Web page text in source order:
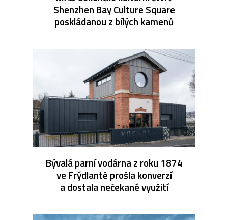
Shenzhen Bay Culture Square
poskládanou z bílých kamenů
Bývalá parní vodárna z roku 1874
ve Frýdlantě prošla konverzí
a dostala nečekané využití